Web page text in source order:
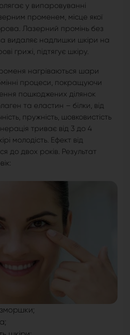
у випаровуванні
променем, місце якої
Лазерний промінь без
видаляє надлишки шкіри на
грижі, підтягує шкіру.
нагріваються шари
процеси, покращуючи
пошкоджених ділянок
та еластин – білки, від
пружність, шовковистість
триває від 3 до 4
молодість. Ефект від
до двох років. Результат